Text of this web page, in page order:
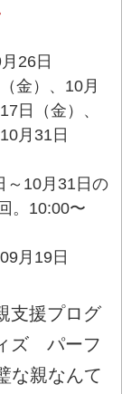
26日
金）、10月
日（金）、
月31日
～10月31日の
。10:00〜
月19日
支援プログ
ズ パーフ
な親なんて